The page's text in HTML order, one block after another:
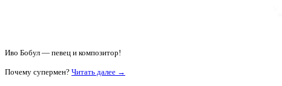
Иво Бобул — певец и композитор!
Почему супермен? Читать далее →